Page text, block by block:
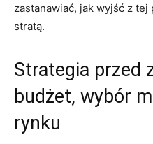
zastanawiać, jak wyjść z
stratą.
Strategia przed
budżet, wybór
rynku